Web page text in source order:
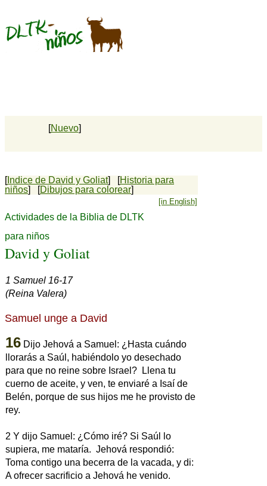
[Nuevo]
[Indice de David y Goliat] [Historia para
niños] [Dibujos para colorear]
[in English]
Actividades de la Biblia de DLTK
para niños
David y Goliat
1 Samuel 16-17
(Reina Valera)
Samuel unge a David
16 Dijo Jehová a Samuel: ¿Hasta cuándo
llorarás a Saúl, habiéndolo yo desechado
para que no reine sobre Israel? Llena tu
cuerno de aceite, y ven, te enviaré a Isaí de
Belén, porque de sus hijos me he provisto de
rey.
2 Y dijo Samuel: ¿Cómo iré? Si Saúl lo
supiera, me mataría. Jehová respondió:
Toma contigo una becerra de la vacada, y di:
A ofrecer sacrificio a Jehová he venido.